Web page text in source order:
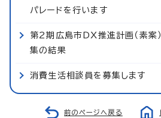
パレードを行います
第2期広島市DX推進計画（素案
集の結果
消費生活相談員を募集します
前のページへ戻る